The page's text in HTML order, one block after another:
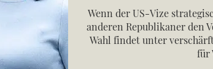
Wenn der US-Vize
anderen Republikaner den
Wahl findet unter
für